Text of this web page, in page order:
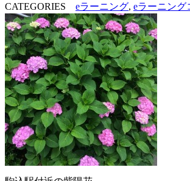
CATEGORIES eラーニング, eラーニング